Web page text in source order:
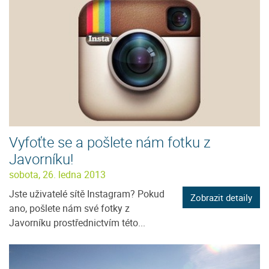
Vyfoťte se a pošlete nám fotku z
Javorníku!
sobota, 26. ledna 2013
Jste uživatelé sítě Instagram? Pokud
ano, pošlete nám své fotky z
Javorníku prostřednictvím této...
Zobrazit detaily